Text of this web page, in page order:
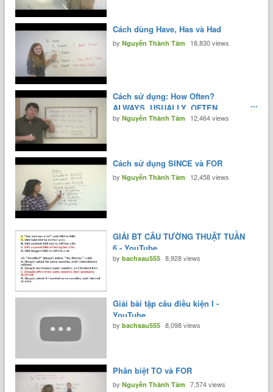
Cách dùng Have, Has và Had
byNguyễn Thành Tâm 18,830 views
Cách sử dụng: How Often?
ALWAYS, USUALLY, OFTEN,
SOMETIMES, NEVER
byNguyễn Thành Tâm 12,464 views
Cách sử dụng SINCE và FOR
byNguyễn Thành Tâm 12,458 views
GIẢI BT CÂU TƯỜNG THUẬT TUẦN
6 - YouTube
bybachsau555 8,928 views
Giải bài tập câu điều kiện I -
YouTube
bybachsau555 8,098 views
Phân biệt TO và FOR
byNguyễn Thành Tâm 7,574 views